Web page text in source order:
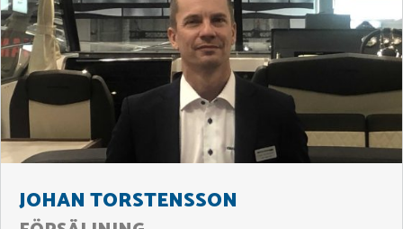
JOHAN TORSTENSSON